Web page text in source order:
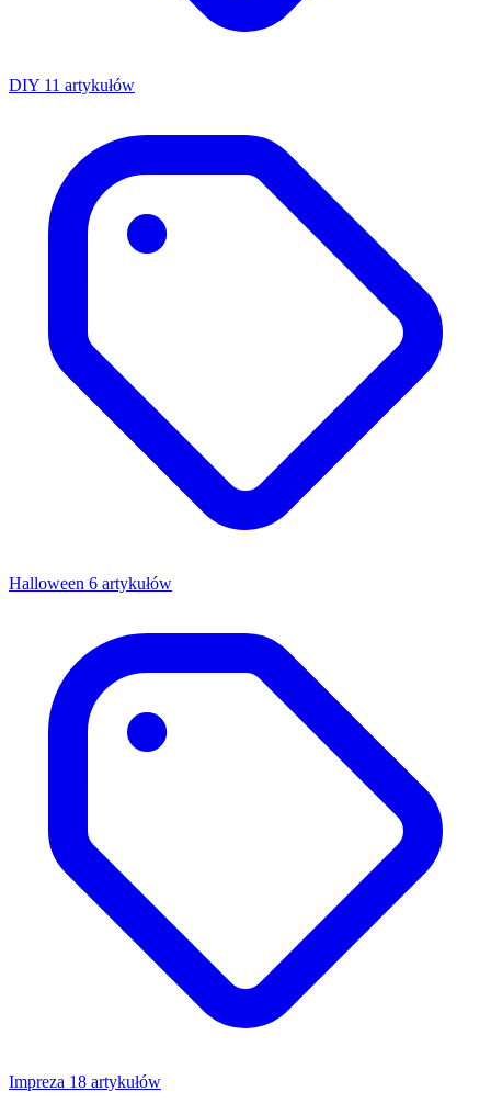
DIY 11 artykułów
Halloween 6 artykułów
Impreza 18 artykułów